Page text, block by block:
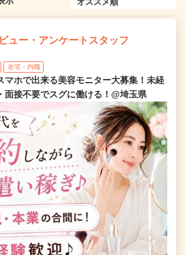
ュー・アンケートスタッフ
在宅・内職
マホで出来る美容モニター大募集！未経
面接不要でスグに働ける！@埼玉県